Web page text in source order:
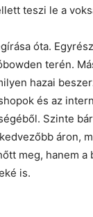
teszi le a
óta.
terén.
hazai
és az
Szinte
áron,
meg, hanem
is.